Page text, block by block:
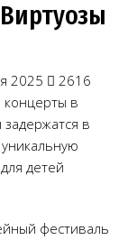
2025
2616
в
в
детей
фестиваль